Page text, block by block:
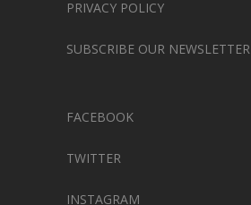
PRIVACY POLICY
SUBSCRIBE OUR NEWSLETTER
FACEBOOK
TWITTER
INSTAGRAM